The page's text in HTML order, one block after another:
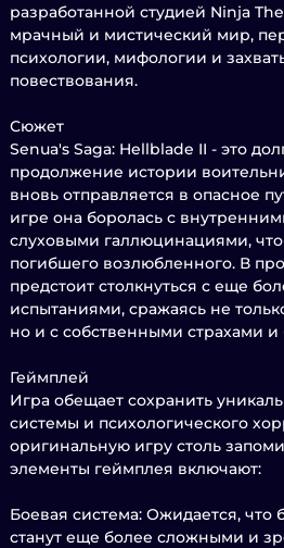
разработанной студией Ninja
мрачный и мистический мир,
психологии, мифологии и
повествования.
Сюжет
Senua's Saga: Hellblade II - это
продолжение истории
вновь отправляется в опасное
игре она боролась с
слуховыми галлюцинациями,
погибшего возлюбленного. В
предстоит столкнуться с еще
испытаниями, сражаясь не
но и с собственными страхами
Геймплей
Игра обещает сохранить
системы и психологического
оригинальную игру столь
элементы геймплея включают:
Боевая система: Ожидается, что
станут еще более сложными и